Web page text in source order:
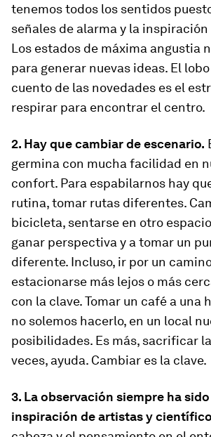
tenemos todos los sentidos
señales de alarma y la inspiración
Los estados de máxima angustia
para generar nuevas ideas. El
cuento de las novedades es el
respirar para encontrar el centro.
2. Hay que cambiar de escenario.
germina con mucha facilidad en
confort. Para espabilarnos hay
rutina, tomar rutas diferentes.
bicicleta, sentarse en otro
ganar perspectiva y a tomar un
diferente. Incluso, ir por un
estacionarse más lejos o más
con la clave. Tomar un café a una
no solemos hacerlo, en un local
posibilidades. Es más, sacrificar
veces, ayuda. Cambiar es la clave.
3. La observación siempre ha
inspiración de artistas y